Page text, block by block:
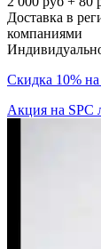
Доставка в
компаниями
Скидка 10%
Акция на SPC